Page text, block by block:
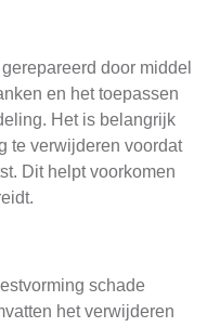
door middel
en het toepassen
Het is belangrijk
te verwijderen voordat
Dit helpt voorkomen
schade
het verwijderen